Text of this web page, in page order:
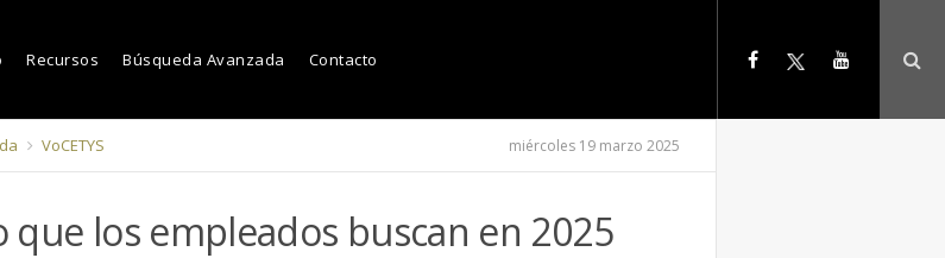
Recursos Búsqueda Avanzada Contacto
VoCETYS miércoles 19 marzo 2025
los empleados buscan en 2025